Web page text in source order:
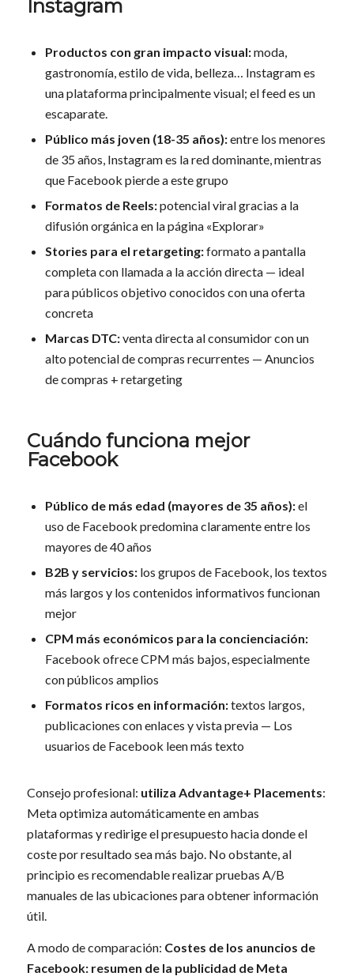
Instagram
Productos con gran impacto visual:moda,
gastronomía, estilo de vida, belleza… Instagram es
una plataforma principalmente visual; el feed es un
escaparate.
Público más joven (18-35 años):entre los menores
de 35 años, Instagram es la red dominante, mientras
que Facebook pierde a este grupo
Formatos de Reels:potencial viral gracias a la
difusión orgánica en la página «Explorar»
Stories para el retargeting:formato a pantalla
completa con llamada a la acción directa — ideal
para públicos objetivo conocidos con una oferta
concreta
Marcas DTC:venta directa al consumidor con un
alto potencial de compras recurrentes — Anuncios
de compras + retargeting
Cuándo funciona mejor
Facebook
Público de más edad (mayores de 35 años):el
uso de Facebook predomina claramente entre los
mayores de 40 años
B2B y servicios:los grupos de Facebook, los textos
más largos y los contenidos informativos funcionan
mejor
CPM más económicos para la concienciación:
Facebook ofrece CPM más bajos, especialmente
con públicos amplios
Formatos ricos en información:textos largos,
publicaciones con enlaces y vista previa — Los
usuarios de Facebook leen más texto
Consejo profesional: utiliza Advantage+ Placements:
Meta optimiza automáticamente en ambas
plataformas y redirige el presupuesto hacia donde el
coste por resultado sea más bajo. No obstante, al
principio es recomendable realizar pruebas A/B
manuales de las ubicaciones para obtener información
útil.
A modo de comparación: Costes de los anuncios de
Facebook: resumen de la publicidad de Meta